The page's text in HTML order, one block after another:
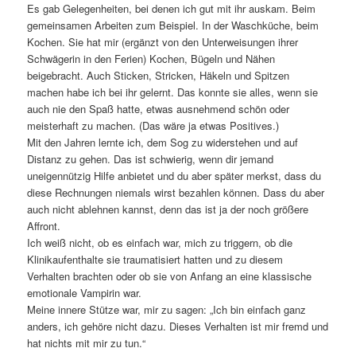
Es gab Gelegenheiten, bei denen ich gut mit ihr auskam. Beim
gemeinsamen Arbeiten zum Beispiel. In der Waschküche, beim
Kochen. Sie hat mir (ergänzt von den Unterweisungen ihrer
Schwägerin in den Ferien) Kochen, Bügeln und Nähen
beigebracht. Auch Sticken, Stricken, Häkeln und Spitzen
machen habe ich bei ihr gelernt. Das konnte sie alles, wenn sie
auch nie den Spaß hatte, etwas ausnehmend schön oder
meisterhaft zu machen. (Das wäre ja etwas Positives.)
Mit den Jahren lernte ich, dem Sog zu widerstehen und auf
Distanz zu gehen. Das ist schwierig, wenn dir jemand
uneigennützig Hilfe anbietet und du aber später merkst, dass du
diese Rechnungen niemals wirst bezahlen können. Dass du aber
auch nicht ablehnen kannst, denn das ist ja der noch größere
Affront.
Ich weiß nicht, ob es einfach war, mich zu triggern, ob die
Klinikaufenthalte sie traumatisiert hatten und zu diesem
Verhalten brachten oder ob sie von Anfang an eine klassische
emotionale Vampirin war.
Meine innere Stütze war, mir zu sagen: „Ich bin einfach ganz
anders, ich gehöre nicht dazu. Dieses Verhalten ist mir fremd und
hat nichts mit mir zu tun.“